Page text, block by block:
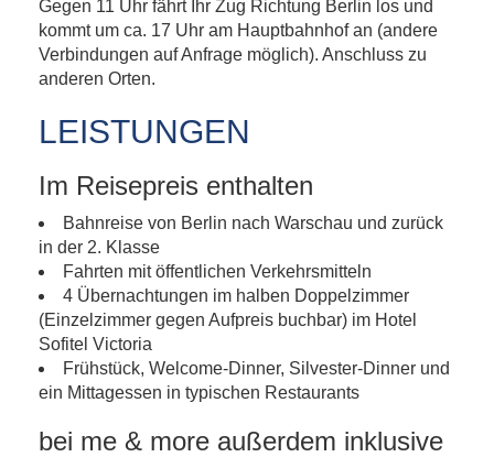
Gegen 11 Uhr fährt Ihr Zug Richtung Berlin los und
kommt um ca. 17 Uhr am Hauptbahnhof an (andere
Verbindungen auf Anfrage möglich). Anschluss zu
anderen Orten.
LEISTUNGEN
Im Reisepreis enthalten
Bahnreise von Berlin nach Warschau und zurück
in der 2. Klasse
Fahrten mit öffentlichen Verkehrsmitteln
4 Übernachtungen im halben Doppelzimmer
(Einzelzimmer gegen Aufpreis buchbar) im Hotel
Sofitel Victoria
Frühstück, Welcome-Dinner, Silvester-Dinner und
ein Mittagessen in typischen Restaurants
bei me & more außerdem inklusive